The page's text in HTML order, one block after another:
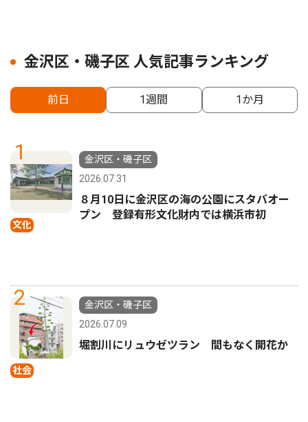
金沢区・磯子区 人気記事ランキング
前日 1週間 1か月
1
文化
金沢区・磯子区
2026.07.31
８月10日に金沢区の海の公園にスタバオー
プン 登録有形文化財内では横浜市初
2
社会
金沢区・磯子区
2026.07.09
堀割川にリュウゼツラン 間もなく開花か